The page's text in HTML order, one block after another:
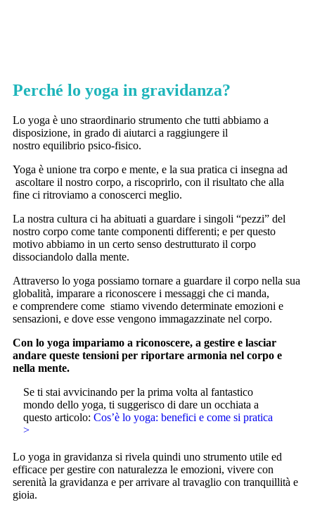
Perché lo yoga in gravidanza?
Lo yoga è uno straordinario strumento che tutti abbiamo a
disposizione, in grado di aiutarci a raggiungere il
nostro equilibrio psico-fisico.
Yoga è unione tra corpo e mente, e la sua pratica ci insegna ad
ascoltare il nostro corpo, a riscoprirlo, con il risultato che alla
fine ci ritroviamo a conoscerci meglio.
La nostra cultura ci ha abituati a guardare i singoli “pezzi” del
nostro corpo come tante componenti differenti; e per questo
motivo abbiamo in un certo senso destrutturato il corpo
dissociandolo dalla mente.
Attraverso lo yoga possiamo tornare a guardare il corpo nella sua
globalità, imparare a riconoscere i messaggi che ci manda,
e comprendere come stiamo vivendo determinate emozioni e
sensazioni, e dove esse vengono immagazzinate nel corpo.
Con lo yoga impariamo a riconoscere, a gestire e lasciar
andare queste tensioni per riportare armonia nel corpo e
nella mente.
Se ti stai avvicinando per la prima volta al fantastico
mondo dello yoga, ti suggerisco di dare un occhiata a
questo articolo: Cos’è lo yoga: benefici e come si pratica
>
Lo yoga in gravidanza si rivela quindi uno strumento utile ed
efficace per gestire con naturalezza le emozioni, vivere con
serenità la gravidanza e per arrivare al travaglio con tranquillità e
gioia.